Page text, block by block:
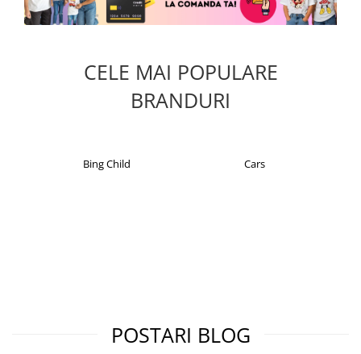
CELE MAI POPULARE
BRANDURI
Cars Christian Laurent
POSTARI BLOG